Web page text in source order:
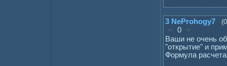
3 NeProhogy7
0
Ваши не очень
"открытие" и
Формула